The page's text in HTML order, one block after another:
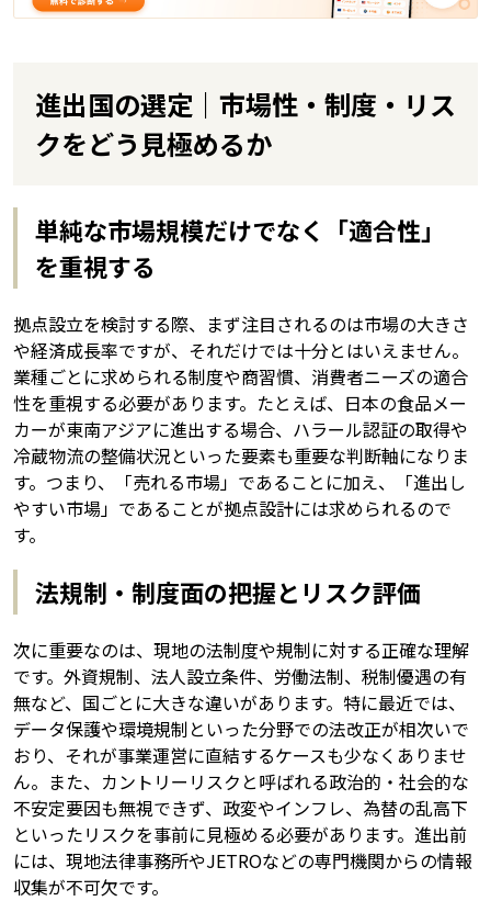
進出国の選定｜市場性・制度・リス
クをどう見極めるか
単純な市場規模だけでなく「適合性」
を重視する
拠点設立を検討する際、まず注目されるのは市場の大きさ
や経済成長率ですが、それだけでは十分とはいえません。
業種ごとに求められる制度や商習慣、消費者ニーズの適合
性を重視する必要があります。たとえば、日本の食品メー
カーが東南アジアに進出する場合、ハラール認証の取得や
冷蔵物流の整備状況といった要素も重要な判断軸になりま
す。つまり、「売れる市場」であることに加え、「進出し
やすい市場」であることが拠点設計には求められるので
す。
法規制・制度面の把握とリスク評価
次に重要なのは、現地の法制度や規制に対する正確な理解
です。外資規制、法人設立条件、労働法制、税制優遇の有
無など、国ごとに大きな違いがあります。特に最近では、
データ保護や環境規制といった分野での法改正が相次いで
おり、それが事業運営に直結するケースも少なくありませ
ん。また、カントリーリスクと呼ばれる政治的・社会的な
不安定要因も無視できず、政変やインフレ、為替の乱高下
といったリスクを事前に見極める必要があります。進出前
には、現地法律事務所やJETROなどの専門機関からの情報
収集が不可欠です。